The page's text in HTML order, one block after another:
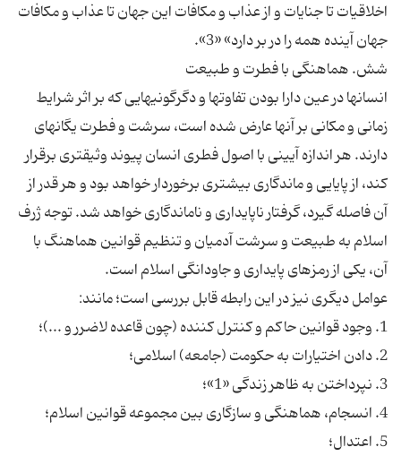
اخلاقيات تا جنايات و از عذاب و مكافات اين جهان تا عذاب و مكافات
جهان آينده همه را در بر دارد» «3».
شش. هماهنگى با فطرت و طبيعت‏
انسان‏ها در عين دارا بودن تفاوت‏ها و دگرگونى‏هايى كه بر اثر شرايط
زمانى و مكانى بر آنها عارض شده است، سرشت و فطرت يگانه‏اى
دارند. هر اندازه آيينى با اصول فطرى انسان پيوند وثيق‏ترى برقرار
كند، از پايايى و ماندگارى بيشترى برخوردار خواهد بود و هر قدر از
آن فاصله گيرد، گرفتار ناپايدارى و ناماندگارى خواهد شد. توجه ژرف
اسلام به طبيعت و سرشت آدميان و تنظيم قوانين هماهنگ با
آن، يكى از رمزهاى پايدارى و جاودانگى اسلام است.
عوامل ديگرى نيز در اين رابطه قابل بررسى است؛ مانند:
1. وجود قوانين حاكم و كنترل كننده (چون قاعده لاضرر و ...)؛
2. دادن اختيارات به حكومت (جامعه) اسلامى؛
3. نپرداختن به ظاهر زندگى «1»؛
4. انسجام، هماهنگى و سازگارى بين مجموعه قوانين اسلام؛
5. اعتدال؛